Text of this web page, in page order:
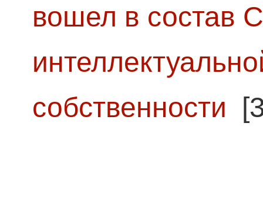
вошел в состав
собственности